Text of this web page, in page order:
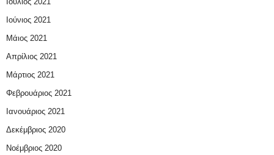
Ιούνιος 2021
Μάιος 2021
Απρίλιος 2021
Μάρτιος 2021
Φεβρουάριος 2021
Ιανουάριος 2021
Δεκέμβριος 2020
Νοέμβριος 2020